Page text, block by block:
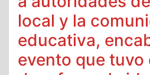
local y la
educativa,
evento que tuvo